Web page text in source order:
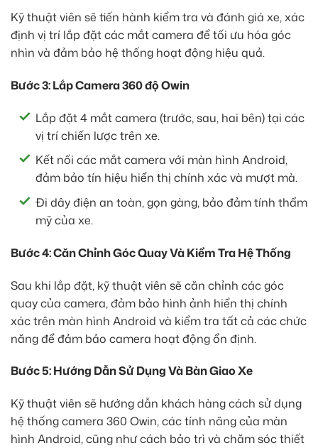
Kỹ thuật viên sẽ tiến hành kiểm tra và đánh giá xe, xác
định vị trí lắp đặt các mắt camera để tối ưu hóa góc
nhìn và đảm bảo hệ thống hoạt động hiệu quả.
Bước 3: Lắp Camera 360 độ Owin
Lắp đặt 4 mắt camera (trước, sau, hai bên) tại các
vị trí chiến lược trên xe.
Kết nối các mắt camera với màn hình Android,
đảm bảo tín hiệu hiển thị chính xác và mượt mà.
Đi dây điện an toàn, gọn gàng, bảo đảm tính thẩm
mỹ của xe.
Bước 4: Căn Chỉnh Góc Quay Và Kiểm Tra Hệ Thống
Sau khi lắp đặt, kỹ thuật viên sẽ căn chỉnh các góc
quay của camera, đảm bảo hình ảnh hiển thị chính
xác trên màn hình Android và kiểm tra tất cả các chức
năng để đảm bảo camera hoạt động ổn định.
Bước 5: Hướng Dẫn Sử Dụng Và Bàn Giao Xe
Kỹ thuật viên sẽ hướng dẫn khách hàng cách sử dụng
hệ thống camera 360 Owin, các tính năng của màn
hình Android, cũng như cách bảo trì và chăm sóc thiết